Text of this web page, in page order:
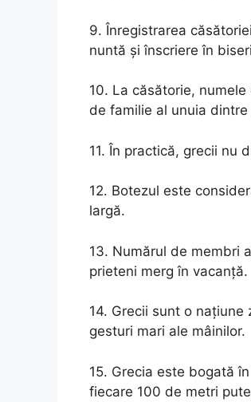
9. Înregistrarea
nuntă și înscriere în
10. La căsătorie,
de familie al unuia
11. În practică, grecii nu
12. Botezul este
largă.
13. Numărul de membri
prieteni merg în vacanță.
14. Grecii sunt o
gesturi mari ale mâinilor.
15. Grecia este bogată
fiecare 100 de metri